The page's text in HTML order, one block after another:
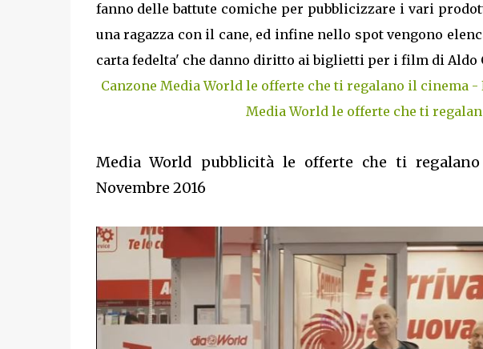
fanno delle battute comiche per pubblicizzare i vari
una ragazza con il cane, ed infine nello spot vengono
carta fedelta' che danno diritto ai biglietti per i film di Aldo
Canzone Media World le offerte che ti regalano il cinema -
Media World le offerte che ti
Media World pubblicità le offerte che ti
Novembre 2016